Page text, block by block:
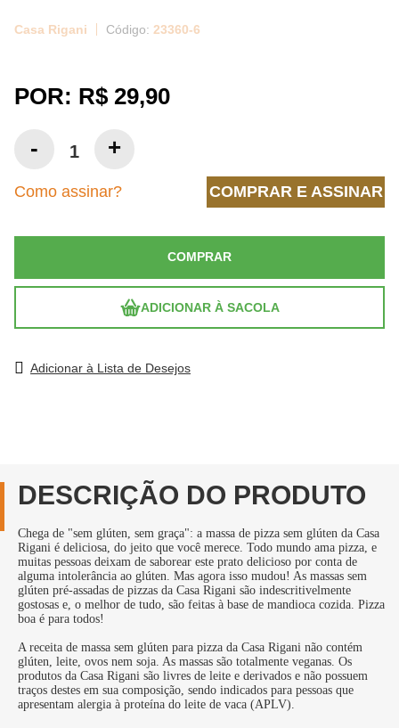
Casa Rigani 23360-6
POR: R$ 29,90
COMPRAR
ADICIONAR À SACOLA
Como assinar? COMPRAR E ASSINAR
Adicionar à Lista de Desejos
DESCRIÇÃO DO PRODUTO
Chega de "sem glúten, sem graça": a massa de pizza sem glúten da Casa
Rigani é deliciosa, do jeito que você merece. Todo mundo ama pizza, e
muitas pessoas deixam de saborear este prato delicioso por conta de
alguma intolerância ao glúten. Mas agora isso mudou! As massas sem
glúten pré-assadas de pizzas da Casa Rigani são indescritivelmente
gostosas e, o melhor de tudo, são feitas à base de mandioca cozida. Pizza
boa é para todos!
A receita de massa sem glúten para pizza da Casa Rigani não contém
glúten, leite, ovos nem soja. As massas são totalmente veganas. Os
produtos da Casa Rigani são livres de leite e derivados e não possuem
traços destes em sua composição, sendo indicados para pessoas que
apresentam alergia à proteína do leite de vaca (APLV).